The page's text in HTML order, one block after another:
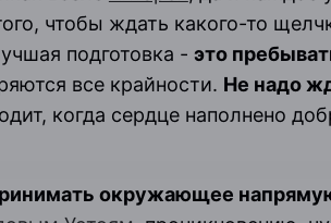
чтобы ждать какого-то
подготовка - это
все крайности. Не надо
когда сердце наполнено
окружающее